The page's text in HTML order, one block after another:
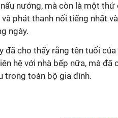
nướng, mà còn là một thứ
phát thanh nổi tiếng nhất
ngày.
đã cho thấy rằng tên tuổi
hệ với nhà bếp nữa, mà đã
trong toàn bộ gia đình.